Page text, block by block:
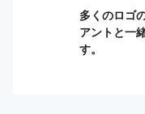
多くのロゴ
アントと一
す。